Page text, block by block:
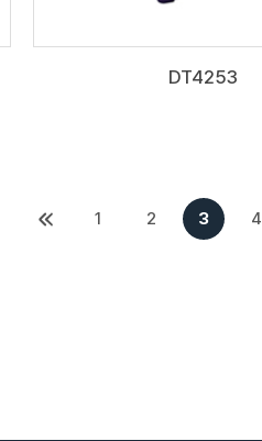
DT4253
1 2 3 4